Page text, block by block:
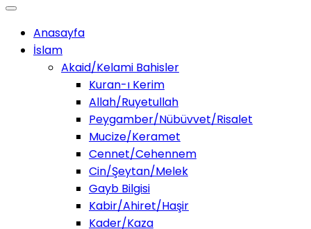
Anasayfa
İslam
Akaid/Kelami Bahisler
Kuran-ı Kerim
Allah/Ruyetullah
Peygamber/Nübüvvet/Risalet
Mucize/Keramet
Cennet/Cehennem
Cin/Şeytan/Melek
Gayb Bilgisi
Kabir/Ahiret/Haşir
Kader/Kaza